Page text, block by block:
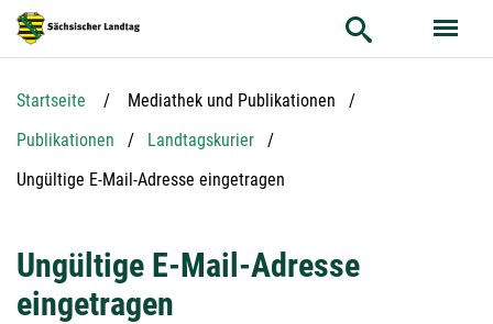
Hauptnavigation
Hauptinhalt
Service
Startseite
Mediathek und Publikationen
Publikationen
Landtagskurier
Aktuelle Seite:
Ungültige E-Mail-Adresse eingetragen
Ungültige E-Mail-Adresse
eingetragen